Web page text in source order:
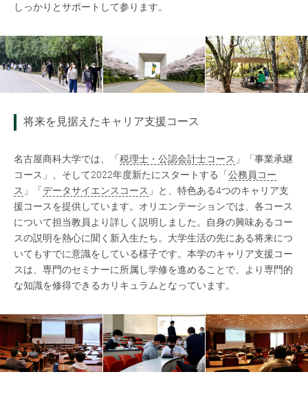
しっかりとサポートして参ります。
将来を見据えたキャリア支援コース
名古屋商科大学では、「 税理士・公認会計士コース 」「事業承継
コース」、そして2022年度新たにスタートする「 公務員コー
ス 」「 データサイエンスコース 」と、特色ある4つのキャリア支
援コースを提供しています。オリエンテーションでは、各コース
について担当教員より詳しく説明しました。自身の興味あるコー
スの説明を熱心に聞く新入生たち。大学生活の先にある将来につ
いてもすでに意識をしている様子です。本学のキャリア支援コー
スは、専門のセミナーに所属し学修を進めることで、より専門的
な知識を修得できるカリキュラムとなっています。